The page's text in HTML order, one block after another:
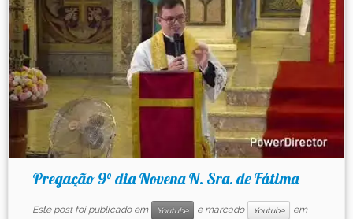
Pregação 9° dia Novena N. Sra. de Fátima
Este post foi publicado em Youtube e marcado Youtube em